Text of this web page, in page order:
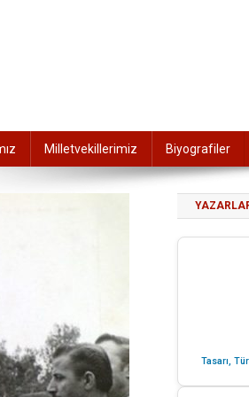
Milletvekillerimiz Biyografiler
Tasarı,